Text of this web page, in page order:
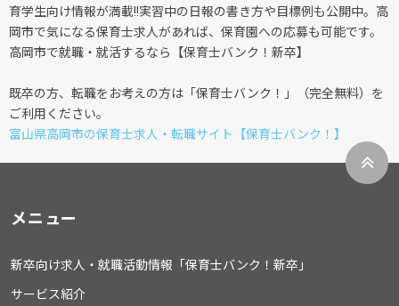
育学生向け情報が満載!!実習中の日報の書き方や目標例も公開中。高
岡市で気になる保育士求人があれば、保育園への応募も可能です。
高岡市で就職・就活するなら【保育士バンク！新卒】
既卒の方、転職をお考えの方は「保育士バンク！」（完全無料）を
ご利用ください。
富山県高岡市の保育士求人・転職サイト【保育士バンク！】
メニュー
新卒向け求人・就職活動情報「保育士バンク！新卒」
サービス紹介